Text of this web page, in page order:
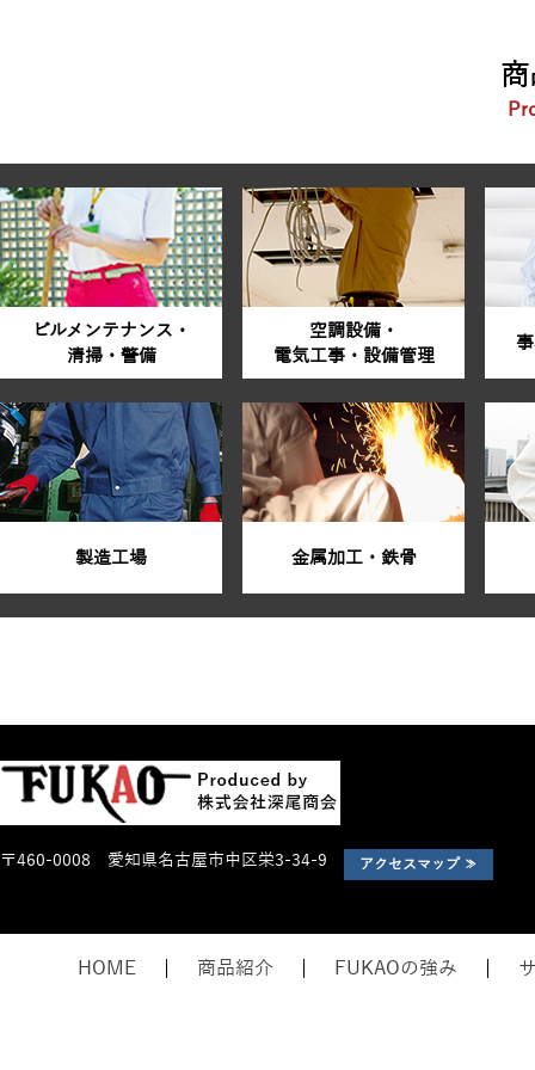
ビルメンテナンス・
清掃・警備
空調設備・
電気工事・設備管理
製造工場 金属加工・鉄骨
アクセスマップ ≫
〒460-0008 愛知県名古屋市中区栄3-34-9
HOME 商品紹介 FUKAOの強み